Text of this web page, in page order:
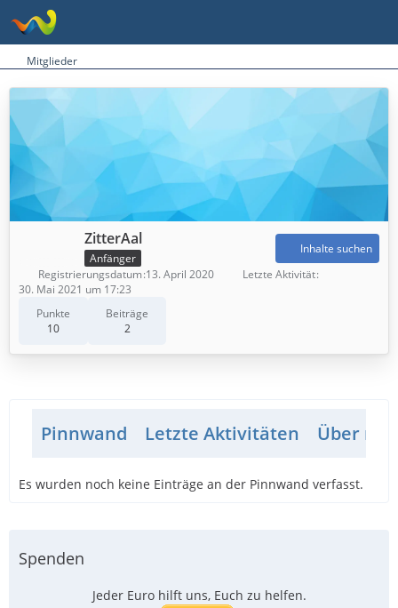
Mitglieder
ZitterAal
Anfänger
Punkte
10
Beiträge
2
Inhalte suchen
Registrierungsdatum 13. April 2020
Letzte Aktivität
30. Mai 2021 um 17:23
Pinnwand Letzte Aktivitäten Über
Es wurden noch keine Einträge an der Pinnwand verfasst.
Spenden
Jeder Euro hilft uns, Euch zu helfen.